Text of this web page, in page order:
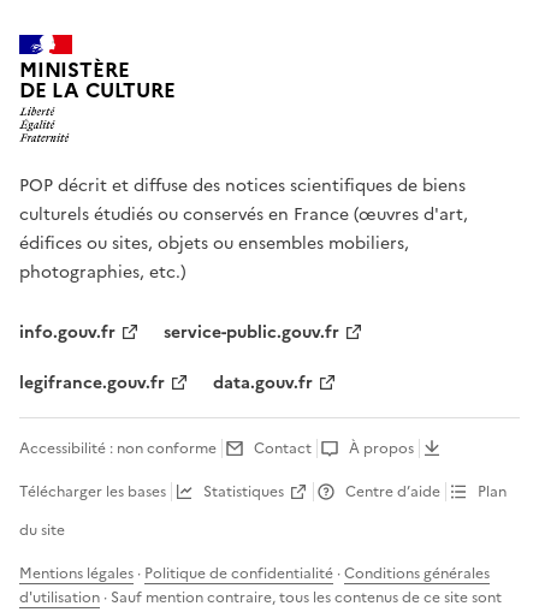
MINISTÈRE
DE LA CULTURE
POP décrit et diffuse des notices scientifiques de biens
culturels étudiés ou conservés en France (œuvres d'art,
édifices ou sites, objets ou ensembles mobiliers,
photographies, etc.)
info.gouv.fr
service-public.gouv.fr
legifrance.gouv.fr
data.gouv.fr
Accessibilité : non conforme Contact
À propos
Télécharger les bases
Statistiques Centre d’aide
Plan
du site
Mentions légales · Politique de confidentialité ·Conditions générales
d'utilisation · Sauf mention contraire, tous les contenus de ce site sont